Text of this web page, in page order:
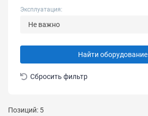
Эксплуатация:
Не важно
Найти оборудование
Сбросить фильтр
Позиций: 5